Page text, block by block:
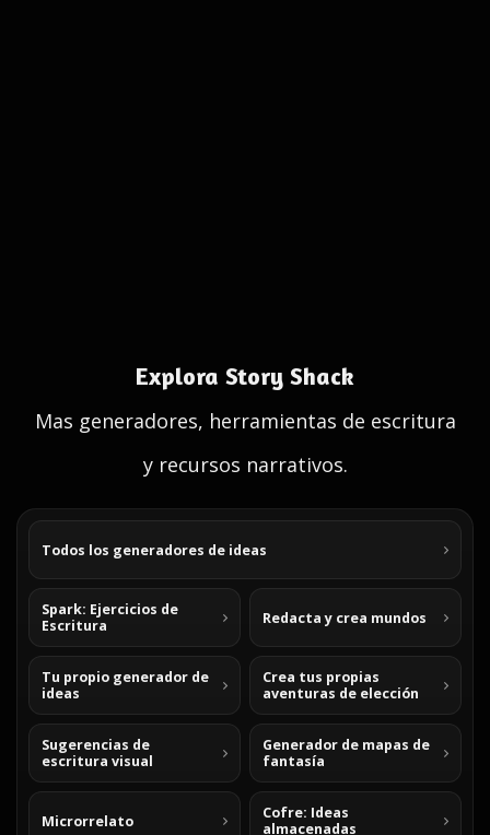
Explora Story Shack
Mas generadores, herramientas de escritura
y recursos narrativos.
Todos los generadores de ideas
Spark: Ejercicios de
Escritura
Redacta y crea mundos
Tu propio generador de
ideas
Crea tus propias
aventuras de elección
Sugerencias de
escritura visual
Generador de mapas de
fantasía
Microrrelato
Cofre: Ideas
almacenadas